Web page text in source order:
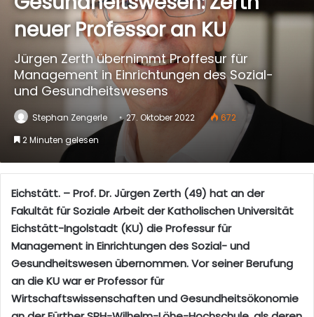
neuer Professor an KU
Jürgen Zerth übernimmt Proffesur für
Management in Einrichtungen des Sozial-
und Gesundheitswesens
Stephan Zengerle 27. Oktober 2022
672
2 Minuten gelesen
Eichstätt. – Prof. Dr. Jürgen Zerth (49) hat an der
Fakultät für Soziale Arbeit der Katholischen Universität
Eichstätt-Ingolstadt (KU) die Professur für
Management in Einrichtungen des Sozial- und
Gesundheitswesen übernommen. Vor seiner Berufung
an die KU war er Professor für
Wirtschaftswissenschaften und Gesundheitsökonomie